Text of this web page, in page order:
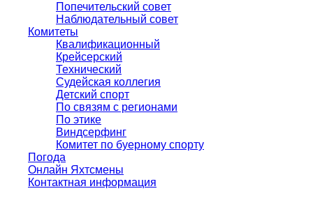
Попечительский совет
Наблюдательный совет
Комитеты
Квалификационный
Крейсерский
Технический
Судейская коллегия
Детский спорт
По связям с регионами
По этике
Виндсерфинг
Комитет по буерному спорту
Погода
Онлайн Яхтсмены
Контактная информация